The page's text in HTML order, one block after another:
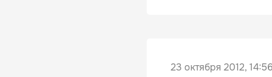
23 октября 2012, 14:56